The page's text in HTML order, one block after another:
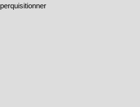
perquisitionner